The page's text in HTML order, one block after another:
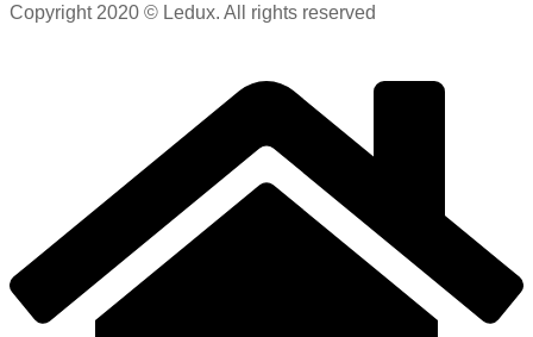
Copyright 2020 © Ledux. All rights reserved